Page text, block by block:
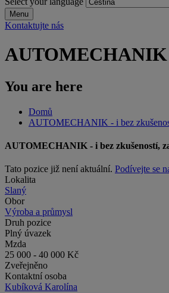
Menu
Kontaktujte nás
AUTOMECHANIK
You are here
Domů
AUTOMECHANIK - i bez
AUTOMECHANIK - i bez zkušeností,
Tato pozice již není aktuální. Podívejte se
Lokalita
Slaný
Obor
Výroba a průmysl
Druh pozice
Plný úvazek
Mzda
25 000 - 40 000 Kč
Zveřejněno
Kontaktní osoba
Kubíková Karolína